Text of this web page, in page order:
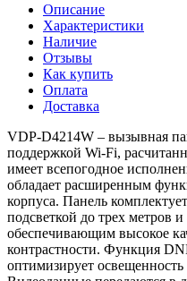
Описание
Характеристики
Наличие
Отзывы
Как купить
Оплата
Доставка
VDP-D4214W – вызывная
поддержкой Wi-Fi,
имеет всепогодное
обладает расширенным
корпуса. Панель
подсветкой до трех метров
обеспечивающим высокое
контрастности. Функция
оптимизирует